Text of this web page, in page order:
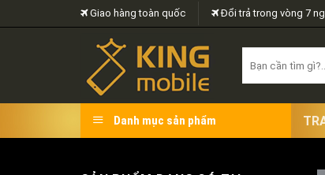
to
Giao hàng toàn quốc Đổi trả trong vòng 7
for:
Danh mục sản phẩm